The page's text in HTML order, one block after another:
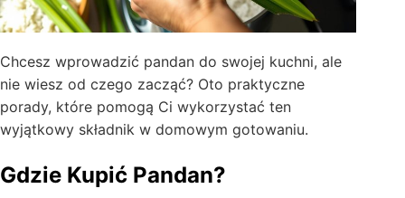
Chcesz wprowadzić pandan do swojej kuchni, ale
nie wiesz od czego zacząć? Oto praktyczne
porady, które pomogą Ci wykorzystać ten
wyjątkowy składnik w domowym gotowaniu.
Gdzie Kupić Pandan?